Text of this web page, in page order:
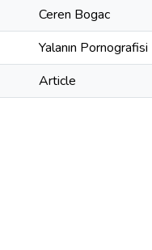
Ceren Bogac
Yalanın Pornografisi
Article